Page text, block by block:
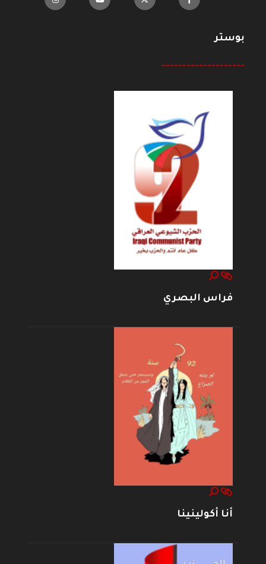
بوستر
--------------------
فراس البصري
أنا أكولينينا